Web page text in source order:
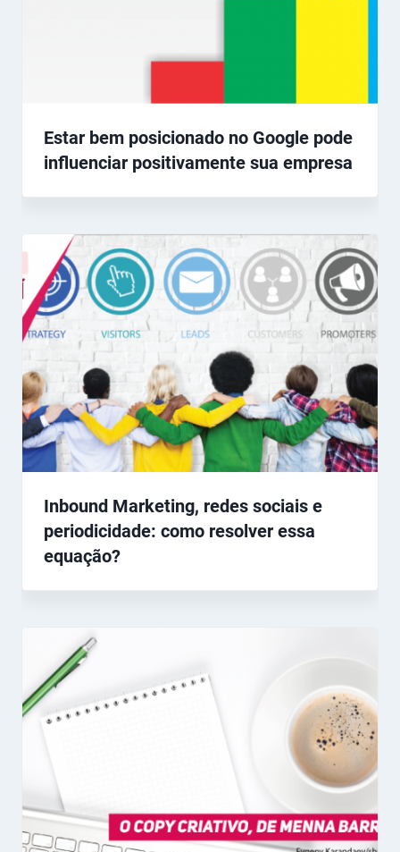
Estar bem posicionado no Google pode
influenciar positivamente sua empresa
Inbound Marketing, redes sociais e
periodicidade: como resolver essa
equação?